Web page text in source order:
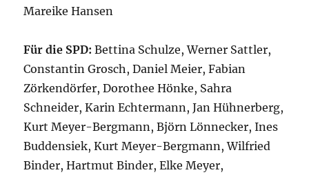
Mareike Hansen
Für die SPD: Bettina Schulze, Werner Sattler,
Constantin Grosch, Daniel Meier, Fabian
Zörkendörfer, Dorothee Hönke, Sahra
Schneider, Karin Echtermann, Jan Hühnerberg,
Kurt Meyer-Bergmann, Björn Lönnecker, Ines
Buddensiek, Kurt Meyer-Bergmann, Wilfried
Binder, Hartmut Binder, Elke Meyer,